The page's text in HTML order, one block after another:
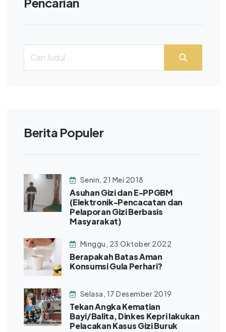
Berita Populer
Senin, 21 Mei 2018
Asuhan Gizi dan E-PPGBM
(Elektronik-Pencacatan dan
Pelaporan Gizi Berbasis
Masyarakat)
Minggu, 23 Oktober 2022
Berapakah Batas Aman
Konsumsi Gula Perhari?
Selasa, 17 Desember 2019
Tekan Angka Kematian
Bayi/Balita, Dinkes Kepri lakukan
Pelacakan Kasus Gizi Buruk